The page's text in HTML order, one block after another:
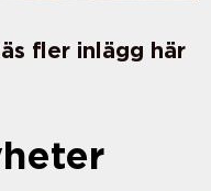
fler inlägg här